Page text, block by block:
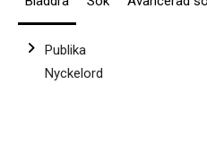
Publika
Nyckelord